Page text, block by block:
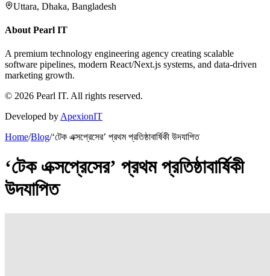
Uttara, Dhaka, Bangladesh
About Pearl IT
A premium technology engineering agency creating scalable
software pipelines, modern React/Next.js systems, and data-driven
marketing growth.
© 2026 Pearl IT. All rights reserved.
Developed by ApexionIT
Home/Blog/‘টেক এক্সপ্রেসের’ প্রথম প্রতিষ্ঠাবার্ষিকী উদযাপিত
‘টেক এক্সপ্রেসের’ প্রথম প্রতিষ্ঠাবার্ষিকী
উদযাপিত